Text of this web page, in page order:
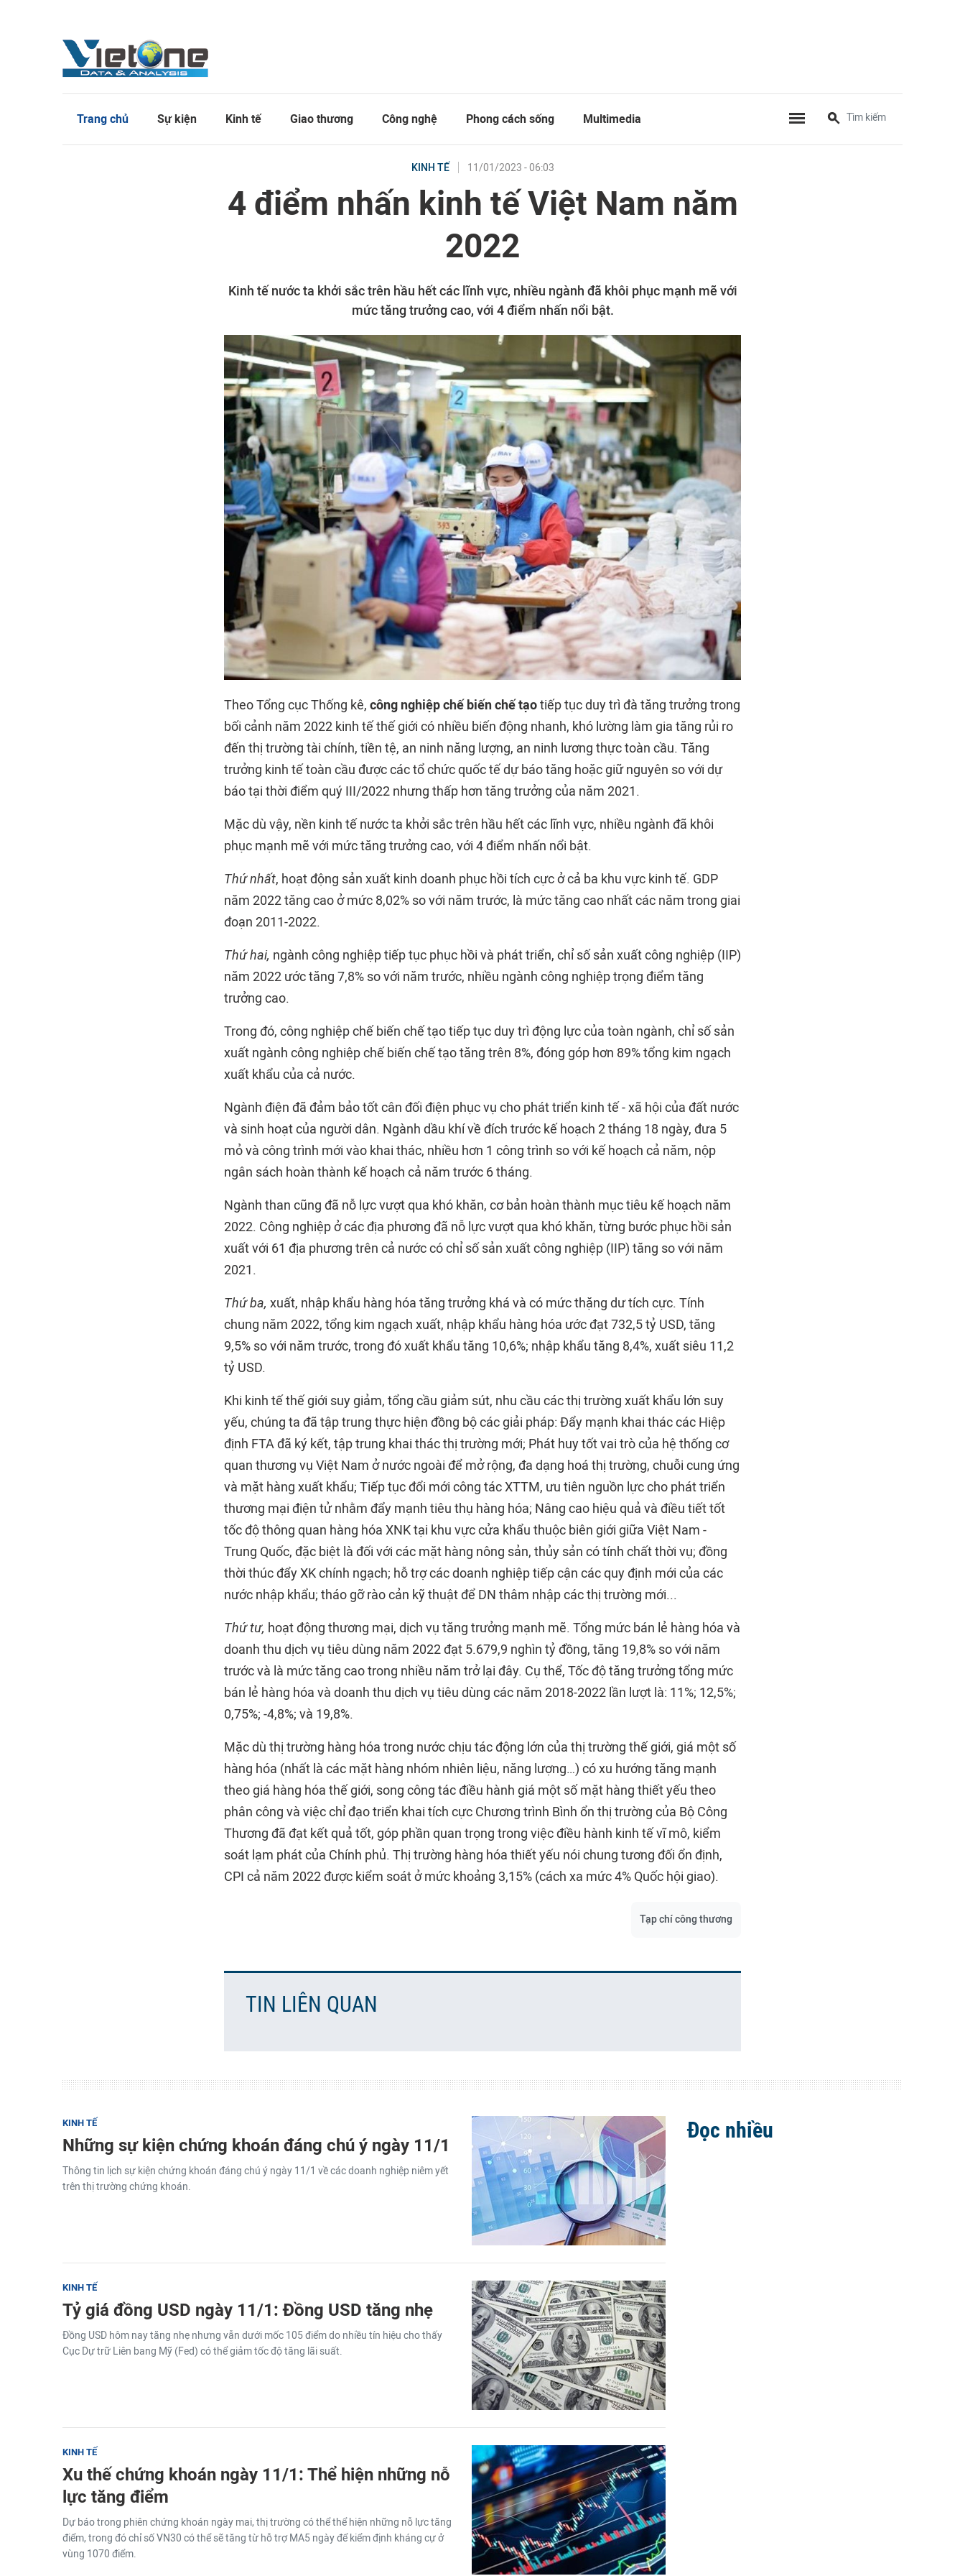
Trang chủ Sự kiện Kinh tế Giao thương Công nghệ Phong cách sống Multimedia
KINH TẾ 11/01/2023 - 06:03
4 điểm nhấn kinh tế Việt Nam năm
2022
Kinh tế nước ta khởi sắc trên hầu hết các lĩnh vực, nhiều ngành đã khôi phục mạnh mẽ với
mức tăng trưởng cao, với 4 điểm nhấn nổi bật.
Theo Tổng cục Thống kê, công nghiệp chế biến chế tạotiếp tục duy trì đà tăng trưởng trong
bối cảnh năm 2022 kinh tế thế giới có nhiều biến động nhanh, khó lường làm gia tăng rủi ro
đến thị trường tài chính, tiền tệ, an ninh năng lượng, an ninh lương thực toàn cầu. Tăng
trưởng kinh tế toàn cầu được các tổ chức quốc tế dự báo tăng hoặc giữ nguyên so với dự
báo tại thời điểm quý III/2022 nhưng thấp hơn tăng trưởng của năm 2021.
Mặc dù vậy, nền kinh tế nước ta khởi sắc trên hầu hết các lĩnh vực, nhiều ngành đã khôi
phục mạnh mẽ với mức tăng trưởng cao, với 4 điểm nhấn nổi bật.
Thứ nhất, hoạt động sản xuất kinh doanh phục hồi tích cực ở cả ba khu vực kinh tế. GDP
năm 2022 tăng cao ở mức 8,02% so với năm trước, là mức tăng cao nhất các năm trong giai
đoạn 2011-2022.
Thứ hai, ngành công nghiệp tiếp tục phục hồi và phát triển, chỉ số sản xuất công nghiệp (IIP)
năm 2022 ước tăng 7,8% so với năm trước, nhiều ngành công nghiệp trọng điểm tăng
trưởng cao.
Trong đó, công nghiệp chế biến chế tạo tiếp tục duy trì động lực của toàn ngành, chỉ số sản
xuất ngành công nghiệp chế biến chế tạo tăng trên 8%, đóng góp hơn 89% tổng kim ngạch
xuất khẩu của cả nước.
Ngành điện đã đảm bảo tốt cân đối điện phục vụ cho phát triển kinh tế - xã hội của đất nước
và sinh hoạt của người dân. Ngành dầu khí về đích trước kế hoạch 2 tháng 18 ngày, đưa 5
mỏ và công trình mới vào khai thác, nhiều hơn 1 công trình so với kế hoạch cả năm, nộp
ngân sách hoàn thành kế hoạch cả năm trước 6 tháng.
Ngành than cũng đã nỗ lực vượt qua khó khăn, cơ bản hoàn thành mục tiêu kế hoạch năm
2022. Công nghiệp ở các địa phương đã nỗ lực vượt qua khó khăn, từng bước phục hồi sản
xuất với 61 địa phương trên cả nước có chỉ số sản xuất công nghiệp (IIP) tăng so với năm
2021.
Thứ ba, xuất, nhập khẩu hàng hóa tăng trưởng khá và có mức thặng dư tích cực. Tính
chung năm 2022, tổng kim ngạch xuất, nhập khẩu hàng hóa ước đạt 732,5 tỷ USD, tăng
9,5% so với năm trước, trong đó xuất khẩu tăng 10,6%; nhập khẩu tăng 8,4%, xuất siêu 11,2
tỷ USD.
Khi kinh tế thế giới suy giảm, tổng cầu giảm sút, nhu cầu các thị trường xuất khẩu lớn suy
yếu, chúng ta đã tập trung thực hiện đồng bộ các giải pháp: Đẩy mạnh khai thác các Hiệp
định FTA đã ký kết, tập trung khai thác thị trường mới; Phát huy tốt vai trò của hệ thống cơ
quan thương vụ Việt Nam ở nước ngoài để mở rộng, đa dạng hoá thị trường, chuỗi cung ứng
và mặt hàng xuất khẩu; Tiếp tục đổi mới công tác XTTM, ưu tiên nguồn lực cho phát triển
thương mại điện tử nhằm đẩy mạnh tiêu thụ hàng hóa; Nâng cao hiệu quả và điều tiết tốt
tốc độ thông quan hàng hóa XNK tại khu vực cửa khẩu thuộc biên giới giữa Việt Nam -
Trung Quốc, đặc biệt là đối với các mặt hàng nông sản, thủy sản có tính chất thời vụ; đồng
thời thúc đẩy XK chính ngạch; hỗ trợ các doanh nghiệp tiếp cận các quy định mới của các
nước nhập khẩu; tháo gỡ rào cản kỹ thuật để DN thâm nhập các thị trường mới...
Thứ tư, hoạt động thương mại, dịch vụ tăng trưởng mạnh mẽ. Tổng mức bán lẻ hàng hóa và
doanh thu dịch vụ tiêu dùng năm 2022 đạt 5.679,9 nghìn tỷ đồng, tăng 19,8% so với năm
trước và là mức tăng cao trong nhiều năm trở lại đây. Cụ thể, Tốc độ tăng trưởng tổng mức
bán lẻ hàng hóa và doanh thu dịch vụ tiêu dùng các năm 2018-2022 lần lượt là: 11%; 12,5%;
0,75%; -4,8%; và 19,8%.
Mặc dù thị trường hàng hóa trong nước chịu tác động lớn của thị trường thế giới, giá một số
hàng hóa (nhất là các mặt hàng nhóm nhiên liệu, năng lượng…) có xu hướng tăng mạnh
theo giá hàng hóa thế giới, song công tác điều hành giá một số mặt hàng thiết yếu theo
phân công và việc chỉ đạo triển khai tích cực Chương trình Bình ổn thị trường của Bộ Công
Thương đã đạt kết quả tốt, góp phần quan trọng trong việc điều hành kinh tế vĩ mô, kiểm
soát lạm phát của Chính phủ. Thị trường hàng hóa thiết yếu nói chung tương đối ổn định,
CPI cả năm 2022 được kiểm soát ở mức khoảng 3,15% (cách xa mức 4% Quốc hội giao).
Tạp chí công thương
TIN LIÊN QUAN
KINH TẾ
Những sự kiện chứng khoán đáng chú ý ngày 11/1
Thông tin lịch sự kiện chứng khoán đáng chú ý ngày 11/1 về các doanh nghiệp niêm yết
trên thị trường chứng khoán.
KINH TẾ
Tỷ giá đồng USD ngày 11/1: Đồng USD tăng nhẹ
Đồng USD hôm nay tăng nhẹ nhưng vẫn dưới mốc 105 điểm do nhiều tín hiệu cho thấy
Cục Dự trữ Liên bang Mỹ (Fed) có thể giảm tốc độ tăng lãi suất.
KINH TẾ
Xu thế chứng khoán ngày 11/1: Thể hiện những nỗ
lực tăng điểm
Dự báo trong phiên chứng khoán ngày mai, thị trường có thể thể hiện những nỗ lực tăng
điểm, trong đó chỉ số VN30 có thể sẽ tăng từ hỗ trợ MA5 ngày để kiểm định kháng cự ở
vùng 1070 điểm.
Đọc nhiều